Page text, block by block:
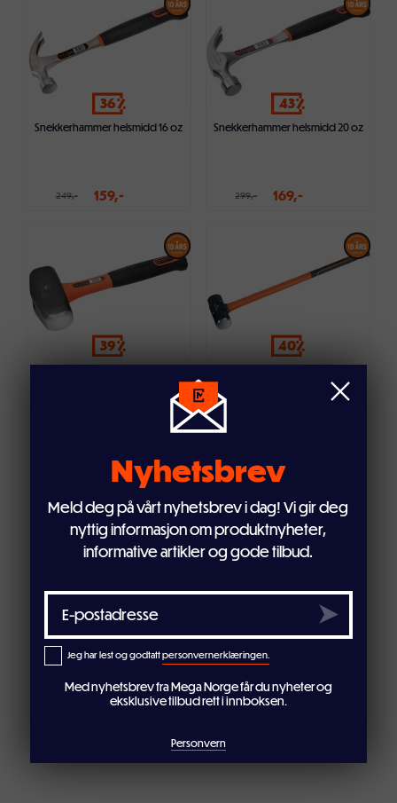
Legg i handlekurven Legg i handlekurven
36
Snekkerhammer helsmidd 16 oz
249,- 159,-
Legg i handlekurven
43
Snekkerhammer helsmidd 20 oz
299,- 169,-
Legg i handlekurven
39
Legg i handlekurven
40
Legg i handlekurven
33
Verktøysett f/vogn 2 deler
299,-
Nyhetsbrev
Meld deg på vårt nyhetsbrev i dag! Vi gir deg
nyttig informasjon om produktnyheter,
informative artikler og gode tilbud.
Jeg har lest og godtattpersonvernerklæringen.
Med nyhetsbrev fra Mega Norge får du nyheter og
eksklusive tilbud rett i innboksen.
Personvern